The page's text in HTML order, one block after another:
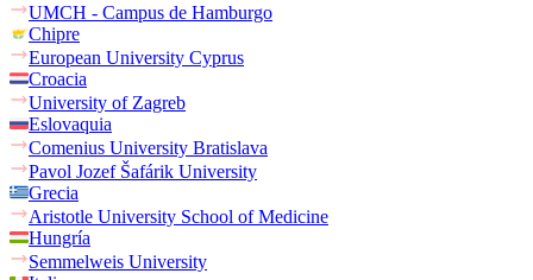
UMCH - Campus de Hamburgo
Chipre
European University Cyprus
Croacia
University of Zagreb
Eslovaquia
Comenius University Bratislava
Pavol Jozef Šafárik University
Grecia
Aristotle University School of Medicine
Hungría
Semmelweis University